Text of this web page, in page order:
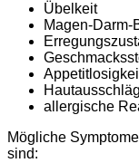
Übelkeit
Magen-Darm-
allergische
Mögliche
sind: